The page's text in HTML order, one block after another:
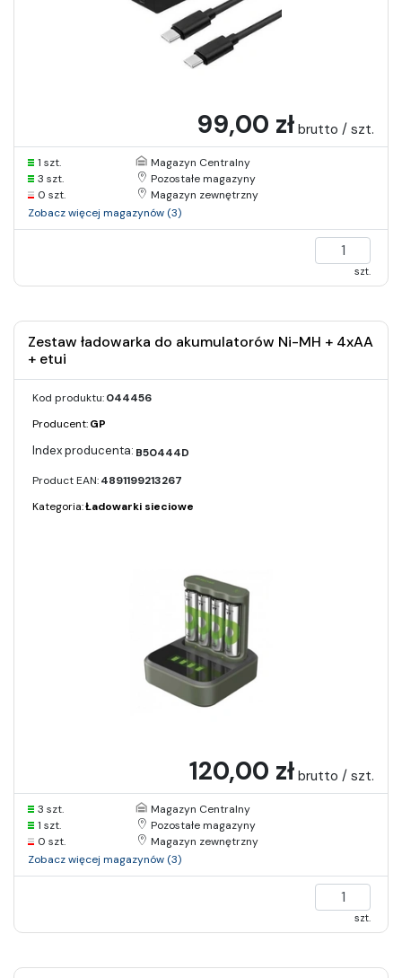
99,00 zł brutto / szt.
1 szt.
Magazyn Centralny
3 szt.
Pozostałe magazyny
0 szt.
Magazyn zewnętrzny
Zobacz więcej magazynów (3)
szt.
Zestaw ładowarka do akumulatorów Ni-MH + 4xAA
+ etui
Kod produktu:044456
Producent:GP
B50444D
Product EAN:4891199213267
Kategoria:Ładowarki sieciowe
120,00 zł brutto / szt.
3 szt.
Magazyn Centralny
1 szt.
Pozostałe magazyny
0 szt.
Magazyn zewnętrzny
Zobacz więcej magazynów (3)
szt.